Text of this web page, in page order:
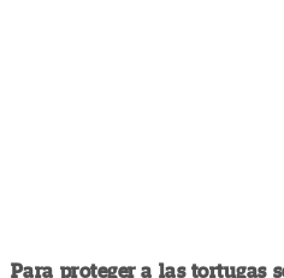
Para proteger a las tortugas